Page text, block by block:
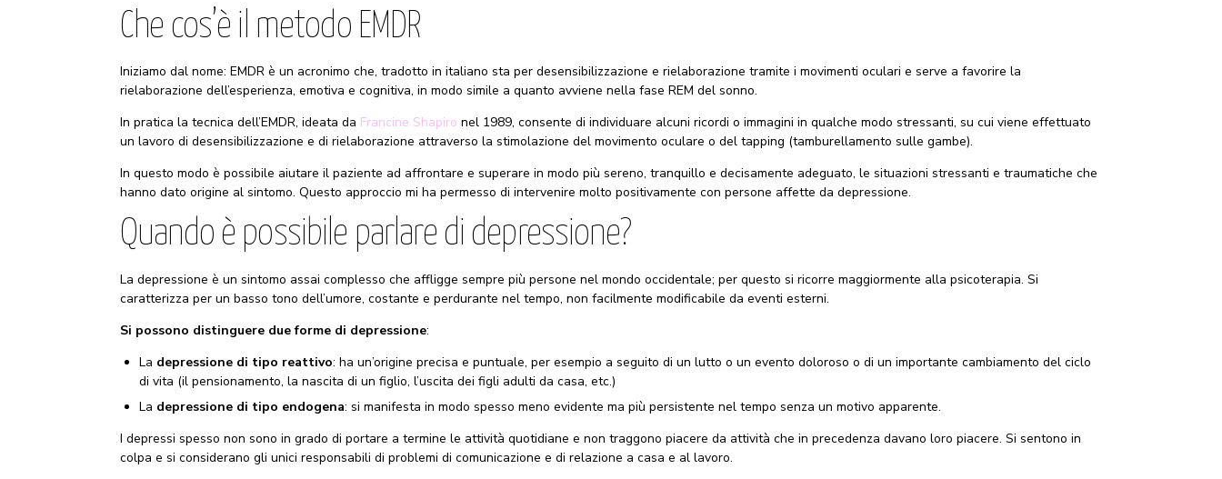
Che cos’è il metodo EMDR
Iniziamo dal nome: EMDR è un acronimo che, tradotto in italiano sta per desensibilizzazione e rielaborazione tramite i movimenti oculari e serve a favorire la
rielaborazione dell’esperienza, emotiva e cognitiva, in modo simile a quanto avviene nella fase REM del sonno.
In pratica la tecnica dell’EMDR, ideata da Francine Shapiro nel 1989, consente di individuare alcuni ricordi o immagini in qualche modo stressanti, su cui viene effettuato
un lavoro di desensibilizzazione e di rielaborazione attraverso la stimolazione del movimento oculare o del tapping (tamburellamento sulle gambe).
In questo modo è possibile aiutare il paziente ad affrontare e superare in modo più sereno, tranquillo e decisamente adeguato, le situazioni stressanti e traumatiche che
hanno dato origine al sintomo. Questo approccio mi ha permesso di intervenire molto positivamente con persone affette da depressione.
Quando è possibile parlare di depressione?
La depressione è un sintomo assai complesso che affligge sempre più persone nel mondo occidentale; per questo si ricorre maggiormente alla psicoterapia. Si
caratterizza per un basso tono dell’umore, costante e perdurante nel tempo, non facilmente modificabile da eventi esterni.
Si possono distinguere due forme di depressione:
La depressione di tipo reattivo: ha un’origine precisa e puntuale, per esempio a seguito di un lutto o un evento doloroso o di un importante cambiamento del ciclo
di vita (il pensionamento, la nascita di un figlio, l’uscita dei figli adulti da casa, etc.)
La depressione di tipo endogena: si manifesta in modo spesso meno evidente ma più persistente nel tempo senza un motivo apparente.
I depressi spesso non sono in grado di portare a termine le attività quotidiane e non traggono piacere da attività che in precedenza davano loro piacere. Si sentono in
colpa e si considerano gli unici responsabili di problemi di comunicazione e di relazione a casa e al lavoro.